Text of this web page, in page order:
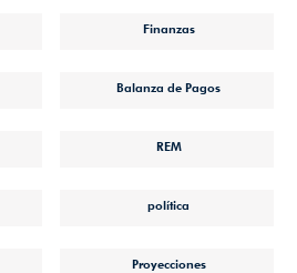
Finanzas
Balanza de Pagos
REM
política
Proyecciones